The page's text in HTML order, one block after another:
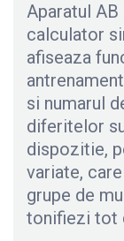
Aparatul
calculator
afiseaza
si numarul
diferitelor
dispozitie,
variate,
grupe de
tonifiezi tot